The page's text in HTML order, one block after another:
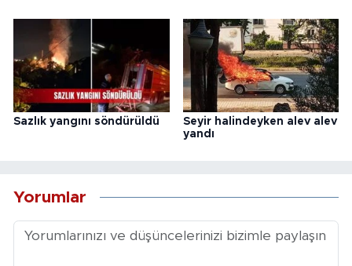
Sazlık yangını söndürüldü
Seyir halindeyken alev alev
yandı
Yorumlar